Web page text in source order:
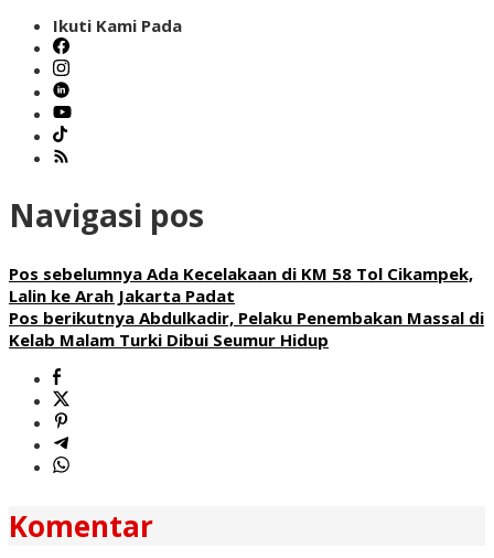
Ikuti Kami Pada
Navigasi pos
Pos sebelumnya Ada Kecelakaan di KM 58 Tol Cikampek,
Lalin ke Arah Jakarta Padat
Pos berikutnya Abdulkadir, Pelaku Penembakan Massal di
Kelab Malam Turki Dibui Seumur Hidup
Komentar